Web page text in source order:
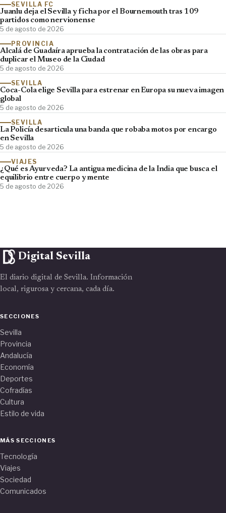
SEVILLA FC
Juanlu deja el Sevilla y ficha por el Bournemouth tras 109
partidos como nervionense
5 de agosto de 2026
PROVINCIA
Alcalá de Guadaíra aprueba la contratación de las obras para
duplicar el Museo de la Ciudad
5 de agosto de 2026
SEVILLA
Coca-Cola elige Sevilla para estrenar en Europa su nueva imagen
global
5 de agosto de 2026
SEVILLA
La Policía desarticula una banda que robaba motos por encargo
en Sevilla
5 de agosto de 2026
VIAJES
¿Qué es Ayurveda? La antigua medicina de la India que busca el
equilibrio entre cuerpo y mente
5 de agosto de 2026
Digital Sevilla
El diario digital de Sevilla. Información
local, rigurosa y cercana, cada día.
SECCIONES
Sevilla
Provincia
Andalucía
Economía
Deportes
Cofradías
Cultura
Estilo de vida
MÁS SECCIONES
Tecnología
Viajes
Sociedad
Comunicados